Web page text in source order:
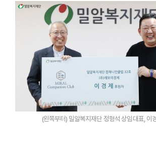
(왼쪽부터) 밀알복지재단 정형석 상임대표, 이